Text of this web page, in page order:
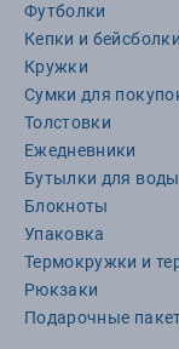
Футболки
Кепки и бейсболки
Кружки
Сумки для
Толстовки
Ежедневники
Бутылки для воды
Блокноты
Упаковка
Термокружки и
Рюкзаки
Подарочные